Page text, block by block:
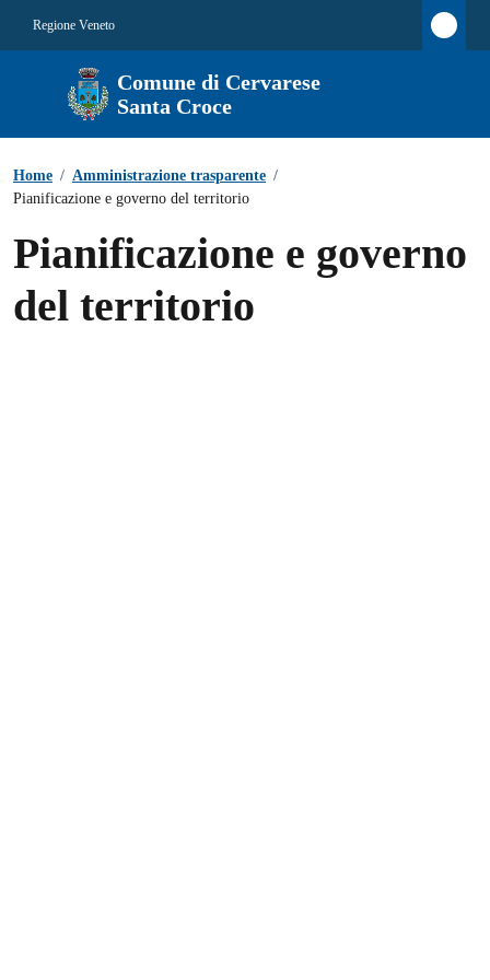
Regione Veneto
Comune di Cervarese
Santa Croce
Home / Amministrazione trasparente /
Pianificazione e governo del territorio
Pianificazione e governo
del territorio